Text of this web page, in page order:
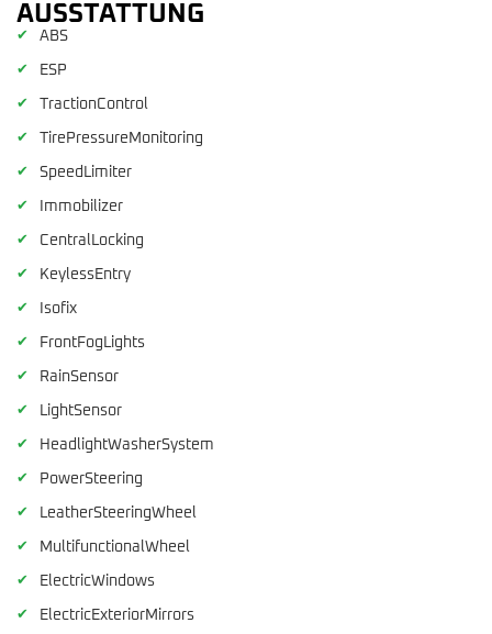
AUSSTATTUNG
✔ ABS
✔ ESP
✔ TractionControl
✔ TirePressureMonitoring
✔ SpeedLimiter
✔ Immobilizer
✔ CentralLocking
✔ KeylessEntry
✔ Isofix
✔ FrontFogLights
✔ RainSensor
✔ LightSensor
✔ HeadlightWasherSystem
✔ PowerSteering
✔ LeatherSteeringWheel
✔ MultifunctionalWheel
✔ ElectricWindows
✔ ElectricExteriorMirrors